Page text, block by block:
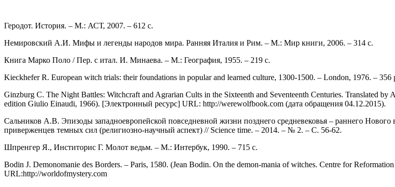
Геродот. История. ‒ М.: АСТ, 2007. ‒ 612 c.
Немировский А.И. Мифы и легенды народов мира. Ранняя Италия и Рим. ‒ М.: Мир книги, 2006. ‒ 314 c.
Книга Марко Поло / Пер. с итал. И. Минаева. ‒ М.: География, 1955. ‒ 219 c.
Kieckhefer R. European witch trials: their foundations in popular and learned culture, 1300-1500. ‒ London, 1976. ‒ 356
Ginzburg C. The Night Battles: Witchcraft and Agrarian Cults in the Sixteenth and Seventeenth Centuries. Translated
edition Giulio Einaudi, 1966). [Электронный ресурс] URL: http://werewolfbook.com (дата обращения 04.12.2015).
Сальников А.В. Эпизоды западноевропейской повседневной жизни позднего средневековья ‒ раннего
приверженцев темных сил (религиозно-научный аспект) // Science time. ‒ 2014. ‒ № 2. ‒ С. 56-62.
Шпренгер Я., Инститорис Г. Молот ведьм. ‒ М.: Интербук, 1990. ‒ 715 c.
Bodin J. Demonomanie des Borders. ‒ Paris, 1580. (Jean Bodin. On the demon-mania of witches. Centre for
URL:http://worldofmystery.com